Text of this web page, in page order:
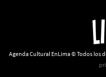
Reseña:
Marco Yanayaco
Agenda Cultural EnLima © Todos los